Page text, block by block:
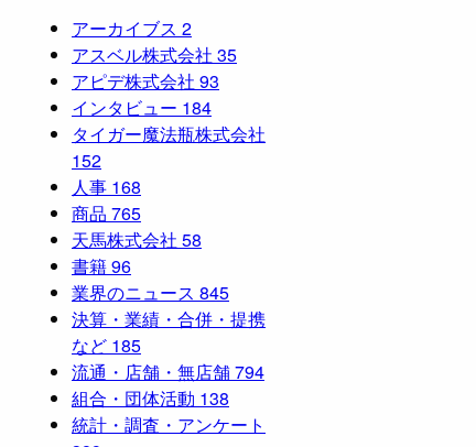
アーカイブス 2
アスベル株式会社 35
アピデ株式会社 93
インタビュー 184
タイガー魔法瓶株式会社
152
人事 168
商品 765
天馬株式会社 58
書籍96
業界のニュース 845
決算・業績・合併・提携
など 185
流通・店舗・無店舗794
組合・団体活動 138
統計・調査・アンケート